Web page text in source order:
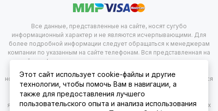
Все данные, представленные на сайте, носят сугубо
информационный характер и не являются исчерпывающими. Для
более подробной информации следует обращаться к менеджерам
компании по указанным на сайте телефонам. Вся представленная на
сайте информация, касающаяся комплектации, технических
характеристик, цветовых сочетаний, а так же стоимости продукции
носит информационный характер и не при каких условиях не является
публичной офертой, определяемой положением 2 статься 437
гражданского Кодекса Российской Федерации. Указанные цены
являются рекомендованными и могут отличаться от действительных
Этот сайт использует cookie-файлы и другие
технологии, чтобы помочь Вам в навигации, а
также для предоставления лучшего
пользовательского опыта и анализа использования